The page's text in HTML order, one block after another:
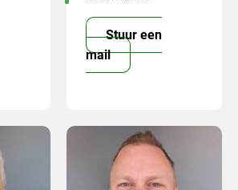
Stuur een
mail